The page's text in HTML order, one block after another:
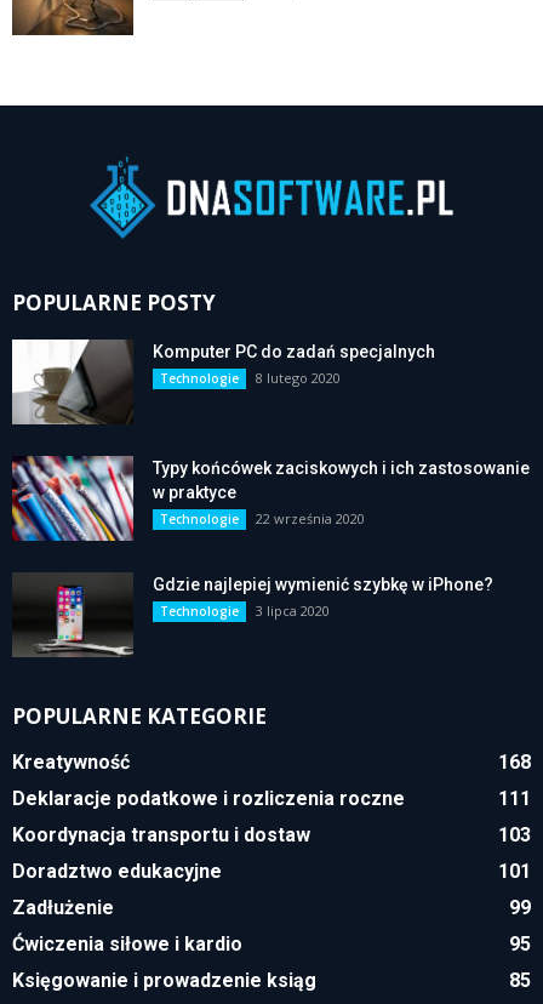
POPULARNE POSTY
Komputer PC do zadań specjalnych
Technologie 8 lutego 2020
Typy końcówek zaciskowych i ich zastosowanie
w praktyce
Technologie 22 września 2020
Gdzie najlepiej wymienić szybkę w iPhone?
Technologie 3 lipca 2020
POPULARNE KATEGORIE
Kreatywność
168
Deklaracje podatkowe i rozliczenia roczne
111
Koordynacja transportu i dostaw
103
Doradztwo edukacyjne
101
Zadłużenie
99
Ćwiczenia siłowe i kardio
95
Księgowanie i prowadzenie ksiąg
85